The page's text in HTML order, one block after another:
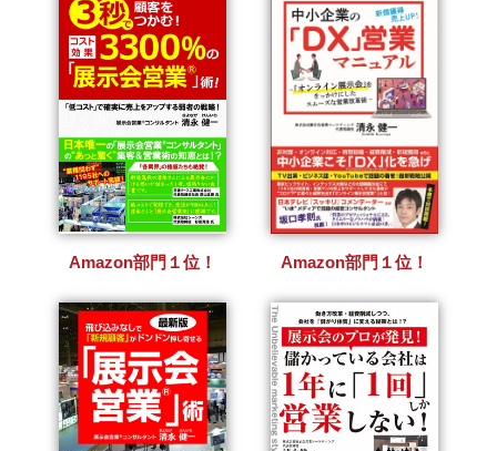
Amazon部門１位！ Amazon部門１位！